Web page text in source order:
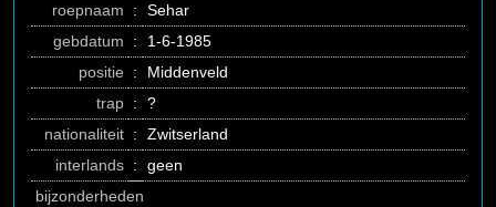
roepnaam
:
Sehar
gebdatum
:
1-6-1985
positie :
Middenveld
trap :
?
nationaliteit :
Zwitserland
interlands :
geen
bijzonderheden